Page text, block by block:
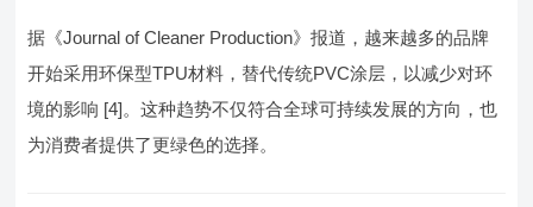
据《Journal of Cleaner Production》报道，越来越多的品牌
开始采用环保型TPU材料，替代传统PVC涂层，以减少对环
境的影响 [4]。这种趋势不仅符合全球可持续发展的方向，也
为消费者提供了更绿色的选择。